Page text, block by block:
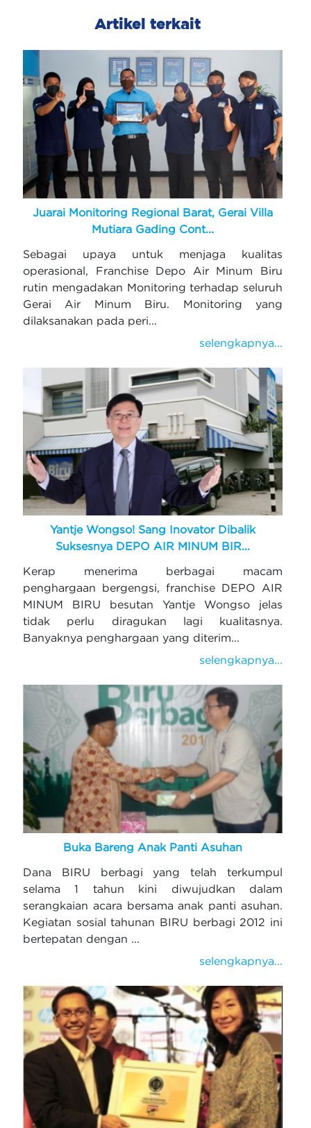
Artikel terkait
Juarai Monitoring Regional Barat, Gerai Villa
Mutiara Gading Cont...
Sebagai upaya untuk menjaga kualitas
operasional, Franchise Depo Air Minum Biru
rutin mengadakan Monitoring terhadap seluruh
Gerai Air Minum Biru. Monitoring yang
dilaksanakan pada peri...
selengkapnya...
Yantje Wongso! Sang Inovator Dibalik
Suksesnya DEPO AIR MINUM BIR...
Kerap menerima berbagai macam
penghargaan bergengsi, franchise DEPO AIR
MINUM BIRU besutan Yantje Wongso jelas
tidak perlu diragukan lagi kualitasnya.
Banyaknya penghargaan yang diterim...
selengkapnya...
Buka Bareng Anak Panti Asuhan
Dana BIRU berbagi yang telah terkumpul
selama 1 tahun kini diwujudkan dalam
serangkaian acara bersama anak panti asuhan.
Kegiatan sosial tahunan BIRU berbagi 2012 ini
bertepatan dengan ...
selengkapnya...